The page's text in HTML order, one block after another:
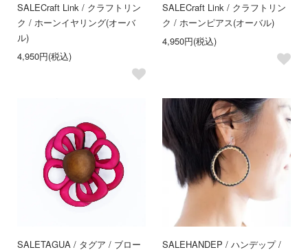
SALECraft Link / クラフトリン
ク / ホーンイヤリング(オーバ
ル)
4,950円(税込)
SALECraft Link / クラフトリン
ク / ホーンピアス(オーバル)
4,950円(税込)
SALETAGUA / タグア / ブロー
SALEHANDEP / ハンデップ /